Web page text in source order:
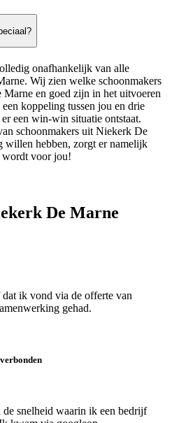
onafhankelijk van alle
Wij zien welke schoonmakers
en goed zijn in het uitvoeren
koppeling tussen jou en drie
een win-win situatie ontstaat.
schoonmakers uit Niekerk De
willen hebben, zorgt er namelijk
wordt voor jou!
De Marne
ik vond via de offerte van
gehad.
snelheid waarin ik een bedrijf